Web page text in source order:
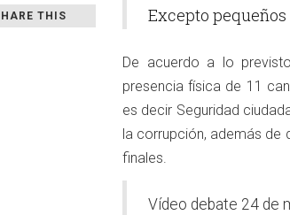
THIS
Excepto
De acuerdo a lo
presencia física de 11
es decir Seguridad
la corrupción, además de
finales.
Vídeo debate 24 de